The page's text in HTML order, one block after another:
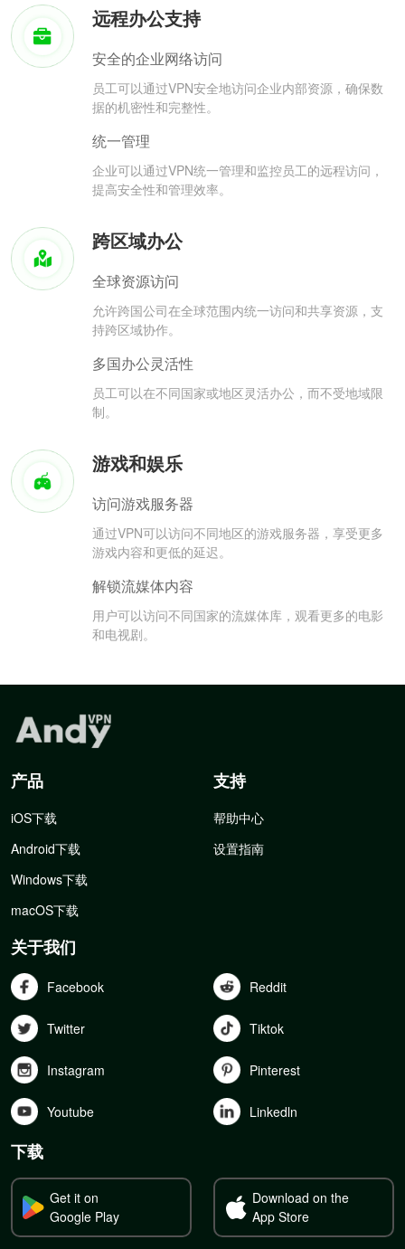
远程办公支持
安全的企业网络访问
员工可以通过VPN安全地访问企业内部资源，确保数
据的机密性和完整性。
统一管理
企业可以通过VPN统一管理和监控员工的远程访问，
提高安全性和管理效率。
跨区域办公
全球资源访问
允许跨国公司在全球范围内统一访问和共享资源，支
持跨区域协作。
多国办公灵活性
员工可以在不同国家或地区灵活办公，而不受地域限
制。
游戏和娱乐
访问游戏服务器
通过VPN可以访问不同地区的游戏服务器，享受更多
游戏内容和更低的延迟。
解锁流媒体内容
用户可以访问不同国家的流媒体库，观看更多的电影
和电视剧。
产品
iOS下载
Android下载
Windows下载
macOS下载
支持
帮助中心
设置指南
关于我们
Facebook Reddit
Twitter Tiktok
Instagram Pinterest
Youtube Linkedln
下载
Get it on
Google Play
Download on the
App Store